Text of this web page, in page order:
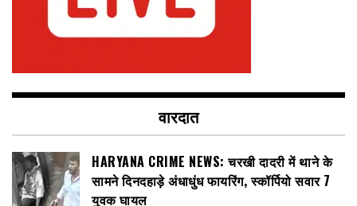
वारदात
HARYANA CRIME NEWS: चरखी दादरी में थाने के
सामने दिनदहाड़े अंधाधुंध फायरिंग, स्कॉर्पियो सवार 7
युवक घायल